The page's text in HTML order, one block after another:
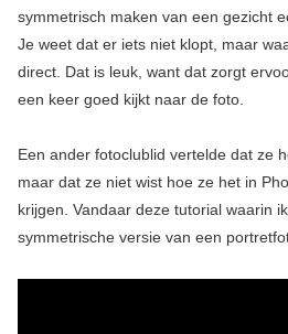
symmetrisch maken van een gezicht
Je weet dat er iets niet klopt, maar
direct. Dat is leuk, want dat zorgt
een keer goed kijkt naar de foto.
Een ander fotoclublid vertelde dat ze
maar dat ze niet wist hoe ze het in
krijgen. Vandaar deze tutorial waarin
symmetrische versie van een